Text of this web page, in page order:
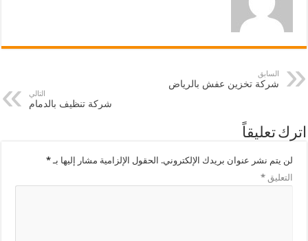
السابق
شركة تخزين عفش بالرياض
التالي
شركة تنظيف بالدمام
اترك تعليقاً
لن يتم نشر عنوان بريدك الإلكتروني. الحقول الإلزامية مشار إليها بـ*
التعليق*